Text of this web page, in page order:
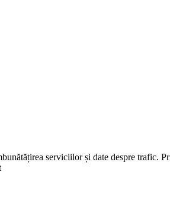
serviciilor și date despre trafic.